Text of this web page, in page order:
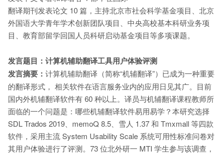
翻译期刊发表论文 10 篇，主持北京市社会科学基金项目、北京
外国语大学青年学术创新团队项目、中央高校基本科研业务项
目、教育部留学回国人员科研启动基金项目等多项课题。
发言题目：计算机辅助翻译工具用户体验评测
发言摘要：计算机辅助翻译（简称“机辅翻译”）已成为一种重要
的翻译形式， 相关软件在语言服务业内的应用日见其广。目前
国内外机辅翻译软件有 60 种以上。译员与机辅翻译课程教师所
面临的一个问题是：哪些机辅翻译软件易用易学？本研究选择
SDL Trados 2019、memoQ 8.5、雪人 1.37 和 Tmxmall 等四款
软件，采用主流 System Usability Scale 系统可用性标准问卷对
其用户体验进行了评测。73 位北外研一 MTI 学生参与该调查，